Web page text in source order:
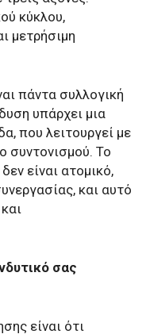
κύκλου,
μετρήσιμη
πάντα συλλογική
υπάρχει μια
που λειτουργεί με
συντονισμού. Το
είναι ατομικό,
και αυτό
σας
είναι ότι